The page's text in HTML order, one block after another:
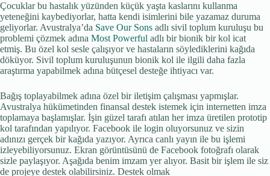
Çocuklar bu hastalık yüzünden küçük yaşta kaslarını kullanma
yeteneğini kaybediyorlar, hatta kendi isimlerini bile yazamaz duruma
geliyorlar. Avustralya’da Save Our Sons adlı sivil toplum kuruluşu bu
problemi çözmek adına Most Powerful adlı bir bionik bir kol icat
etmiş. Bu özel kol sesle çalışıyor ve hastaların söylediklerini kağıda
döküyor. Sivil toplum kuruluşunun bionik kol ile ilgili daha fazla
araştırma yapabilmek adına bütçesel desteğe ihtiyacı var.
Bağış toplayabilmek adına özel bir iletişim çalışması yapmışlar.
Avustralya hükümetinden finansal destek istemek için internetten imza
toplamaya başlamışlar. İşin güzel tarafı atılan her imza üretilen prototip
kol tarafından yapılıyor. Facebook ile login oluyorsunuz ve sizin
adınızı gerçek bir kağıda yazıyor. Ayrıca canlı yayın ile bu işlemi
izleyebiliyorsunuz. Ekran görüntüsünü de Facebook fotoğrafı olarak
sizle paylaşıyor. Aşağıda benim imzam yer alıyor. Basit bir işlem ile siz
de projeye destek olabilirsiniz. Destek olmak